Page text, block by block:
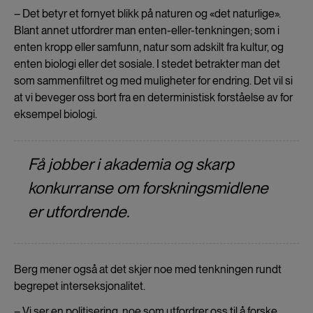
– Det betyr et fornyet blikk på naturen og «det naturlige».
Blant annet utfordrer man enten-eller-tenkningen; som i
enten kropp eller samfunn, natur som adskilt fra kultur, og
enten biologi eller det sosiale. I stedet betrakter man det
som sammenfiltret og med muligheter for endring. Det vil si
at vi beveger oss bort fra en deterministisk forståelse av for
eksempel biologi.
Få jobber i akademia og skarp
konkurranse om forskningsmidlene
er utfordrende.
Berg mener også at det skjer noe med tenkningen rundt
begrepet interseksjonalitet.